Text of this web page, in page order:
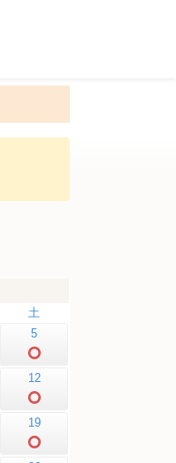
土
5
12
19